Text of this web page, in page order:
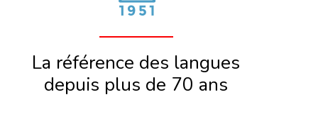
La référence des langues
depuis plus de 70 ans